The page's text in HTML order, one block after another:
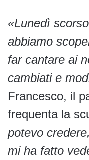
«Lunedì
abbiamo
far cantare ai
cambiati e
Francesco, il
frequenta la
potevo
mi ha fatto